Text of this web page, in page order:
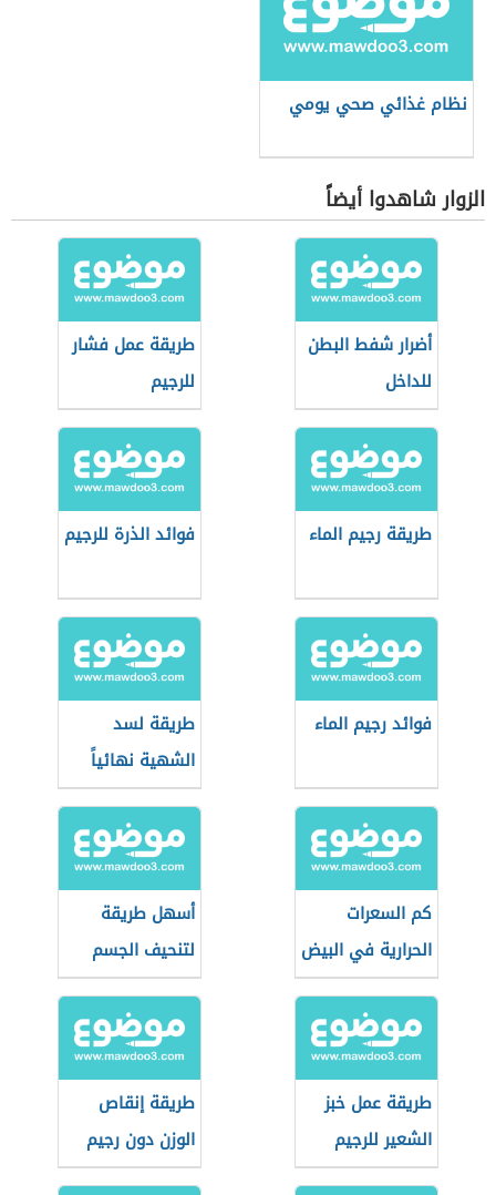
نظام غذائي صحي يومي
الزوار شاهدوا أيضاً
أضرار شفط البطن
للداخل
طريقة عمل فشار
للرجيم
طريقة رجيم الماء فوائد الذرة للرجيم
فوائد رجيم الماء
طريقة لسد
الشهية نهائياً
كم السعرات
الحرارية في البيض
أسهل طريقة
لتنحيف الجسم
طريقة عمل خبز
الشعير للرجيم
طريقة إنقاص
الوزن دون رجيم